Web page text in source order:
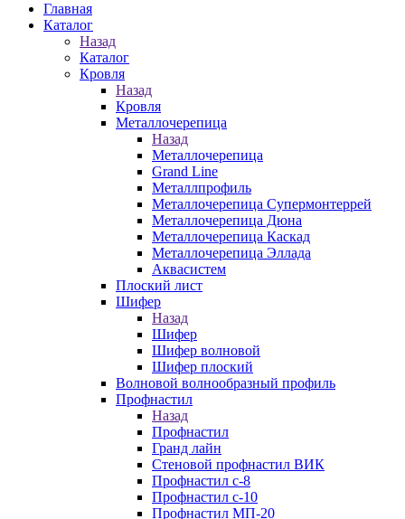
Главная
Каталог
Назад
Каталог
Кровля
Назад
Кровля
Металлочерепица
Назад
Металлочерепица
Grand Line
Металлпрофиль
Металлочерепица Супермонтеррей
Металлочерепица Дюна
Металлочерепица Каскад
Металлочерепица Эллада
Аквасистем
Плоский лист
Шифер
Назад
Шифер
Шифер волновой
Шифер плоский
Волновой волнообразный профиль
Профнастил
Назад
Профнастил
Гранд лайн
Стеновой профнастил ВИК
Профнастил с-8
Профнастил с-10
Профнастил МП-20